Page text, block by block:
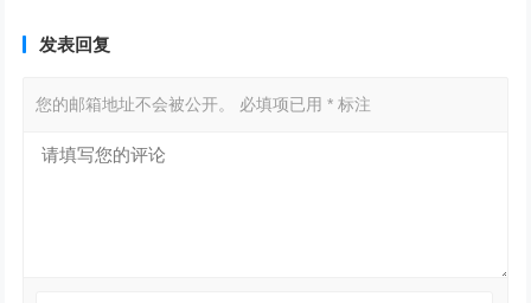
发表回复
您的邮箱地址不会被公开。 必填项已用* 标注